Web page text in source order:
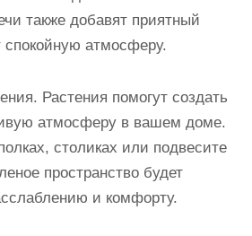
также добавят приятный
спокойную атмосферу.
Растения помогут создать
атмосферу в вашем доме.
столиках или подвесите
пространство будет
и комфорту.